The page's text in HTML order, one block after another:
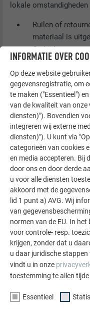
lokale
Ruilen of
materiaal is
Ga bij het
Alle
gecontroleerd
mogelijke
Bouwfysische
Beveilig
wegvliegen bij
Siding, Siding.X
gemonteerd.
Controleer voor
geschiktheid
Oneffenheden
vooraf worden
Let er bij de
geïnduceerde,
wordt
Siding, Siding.X
door de
aan de
INFORMATIE OVER
Op deze website
gegevensregistratie, om
te maken ("Essentieel")
van de kwaliteit van onze
diensten)"). Bovendien
integreren wij externe
diensten)"). U kunt via
categorieën van cookies
en media accepteren. Bij
door ons en door derde
u voor alle diensten
akkoord met de
lid 1 punt a) AVG. Wij
van
normen van de EU. In
voor controle- resp.
krijgen, zonder dat u
u daar juridische
vindt u in onze
toestemming te allen tijde
Essentieel